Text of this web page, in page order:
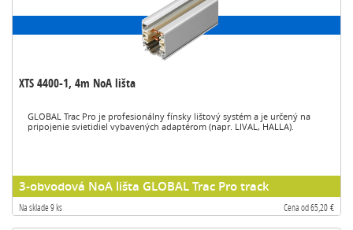
XTS 4400-1, 4m NoA lišta
GLOBAL Trac Pro je profesionálny fínsky lištový systém a je určený na
pripojenie svietidiel vybavených adaptérom (napr. LIVAL, HALLA).
3-obvodová NoA lišta GLOBAL Trac Pro track
Na sklade 9 ks Cena od 65,20 €